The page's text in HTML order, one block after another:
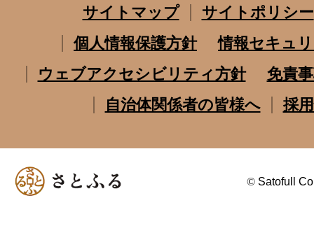
サイトマップ
サイトポリシー
個人情報保護方針
情報セキュ
ウェブアクセシビリティ方針
免責
自治体関係者の皆様へ
採
© Satofull